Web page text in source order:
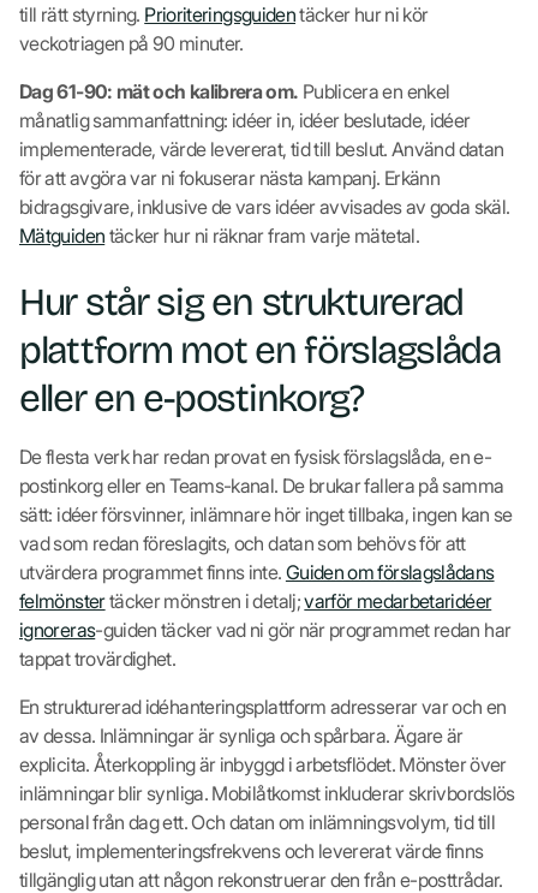
till rätt styrning. Prioriteringsguidentäcker hur ni kör
veckotriagen på 90 minuter.
Dag 61-90: mät och kalibrera om. Publicera en enkel
månatlig sammanfattning: idéer in, idéer beslutade, idéer
implementerade, värde levererat, tid till beslut. Använd datan
för att avgöra var ni fokuserar nästa kampanj. Erkänn
bidragsgivare, inklusive de vars idéer avvisades av goda skäl.
Mätguiden täcker hur ni räknar fram varje mätetal.
Hur står sig en strukturerad
plattform mot en förslagslåda
eller en e-postinkorg?
De flesta verk har redan provat en fysisk förslagslåda, en e-
postinkorg eller en Teams-kanal. De brukar fallera på samma
sätt: idéer försvinner, inlämnare hör inget tillbaka, ingen kan se
vad som redan föreslagits, och datan som behövs för att
utvärdera programmet finns inte. Guiden om förslagslådans
felmönstertäcker mönstren i detalj;varför medarbetaridéer
ignoreras-guiden täcker vad ni gör när programmet redan har
tappat trovärdighet.
En strukturerad idéhanteringsplattform adresserar var och en
av dessa. Inlämningar är synliga och spårbara. Ägare är
explicita. Återkoppling är inbyggd i arbetsflödet. Mönster över
inlämningar blir synliga. Mobilåtkomst inkluderar skrivbordslös
personal från dag ett. Och datan om inlämningsvolym, tid till
beslut, implementeringsfrekvens och levererat värde finns
tillgänglig utan att någon rekonstruerar den från e-posttrådar.